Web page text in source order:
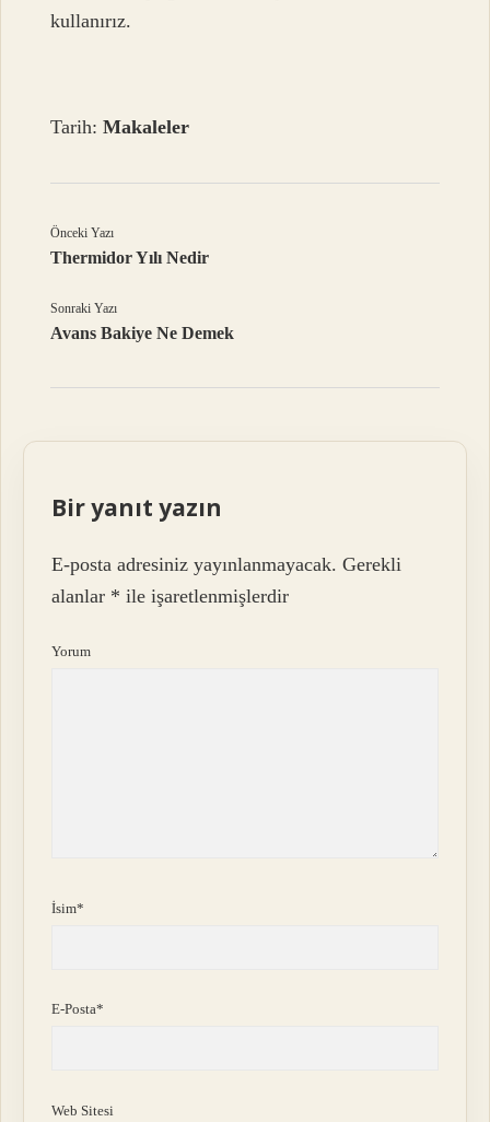
kullanırız.
Tarih:Makaleler
Önceki Yazı
Thermidor Yılı Nedir
Sonraki Yazı
Avans Bakiye Ne Demek
Bir yanıt yazın
E-posta adresiniz yayınlanmayacak. Gerekli
alanlar * ile işaretlenmişlerdir
Yorum
İsim*
E-Posta*
Web Sitesi